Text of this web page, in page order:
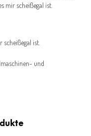
mir scheißegal ist.
scheißegal ist.
und